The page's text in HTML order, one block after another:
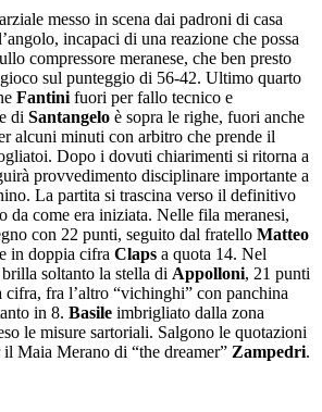
messo in scena dai padroni di casa
incapaci di una reazione che possa
compressore meranese, che ben presto
sul punteggio di 56-42. Ultimo quarto
Fantini fuori per fallo tecnico e
di Santangelo è sopra le righe, fuori anche
alcuni minuti con arbitro che prende il
Dopo i dovuti chiarimenti si ritorna a
provvedimento disciplinare importante a
La partita si trascina verso il definitivo
da come era iniziata. Nelle fila meranesi,
con 22 punti, seguito dal fratello Matteo
in doppia cifra Claps a quota 14. Nel
soltanto la stella di Appolloni, 21 punti
fra l’altro “vichinghi” con panchina
in 8. Basile imbrigliato dalla zona
le misure sartoriali. Salgono le quotazioni
Maia Merano di “the dreamer” Zampedri.